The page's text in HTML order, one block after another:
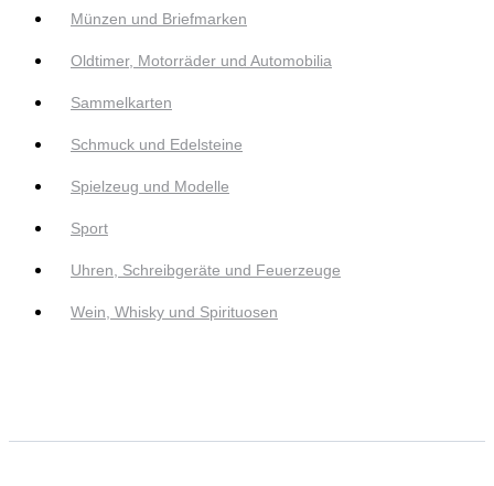
Münzen und Briefmarken
Oldtimer, Motorräder und Automobilia
Sammelkarten
Schmuck und Edelsteine
Spielzeug und Modelle
Sport
Uhren, Schreibgeräte und Feuerzeuge
Wein, Whisky und Spirituosen